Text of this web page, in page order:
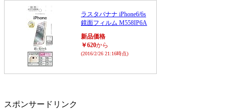
ラスタバナナ iPhone6/6s
鏡面フィルム M558IP6A
新品価格
￥620から
(2016/2/26 21:16時点)
スポンサードリンク